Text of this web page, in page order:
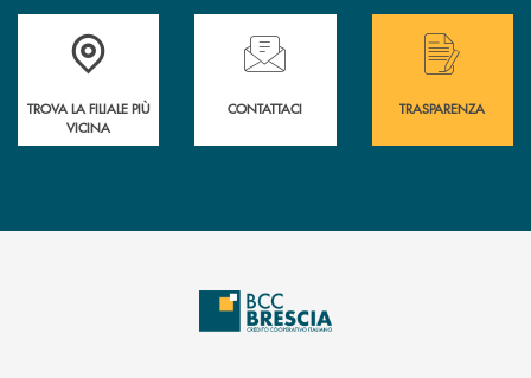
Accedi all' elenco completo delle filiali .
TROVA LA FILIALE PIÙ
VICINA
Hai bisogno di assistenza immediata?
CONTATTACI
Hai bisogno di
TRASPARENZA